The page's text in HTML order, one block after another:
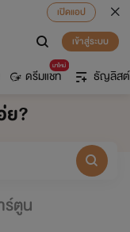
เปิดแอป
เข้าสู่ระบบ
มาใหม่
ดรีมแชท ธัญลิสต์
ย?
ร์ตูน